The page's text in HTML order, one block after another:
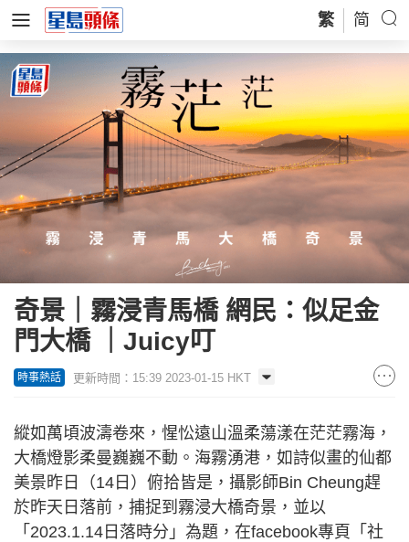
繁 简
奇景｜霧浸青馬橋 網民：似足金
門大橋 ｜Juicy叮
時事熱話 更新時間：15:39 2023-01-15 HKT
縱如萬頃波濤卷來，惺忪遠山溫柔蕩漾在茫茫霧海，
大橋燈影柔曼巍巍不動。海霧湧港，如詩似畫的仙都
美景昨日（14日）俯拾皆是，攝影師Bin Cheung趕
於昨天日落前，捕捉到霧浸大橋奇景，並以
「2023.1.14日落時分」為題，在facebook專頁「社